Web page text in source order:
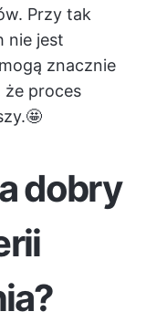
Przy tak
nie jest
znacznie
że proces
dobry